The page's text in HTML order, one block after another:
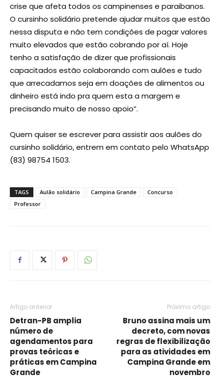
crise que afeta todos os campinenses e paraibanos.
O cursinho solidário pretende ajudar muitos que estão
nessa disputa e não tem condições de pagar valores
muito elevados que estão cobrando por aí. Hoje
tenho a satisfação de dizer que profissionais
capacitados estão colaborando com aulões e tudo
que arrecadamos seja em doações de alimentos ou
dinheiro está indo pra quem esta a margem e
precisando muito de nosso apoio”.
Quem quiser se escrever para assistir aos aulões do
cursinho solidário, entrem em contato pelo WhatsApp
(83) 98754 1503.
TAGS Aulão solidário Campina Grande
Concurso
Professor
Artigo anterior
Detran-PB amplia
número de
agendamentos para
provas teóricas e
práticas em Campina
Grande
Próximo artigo
Bruno assina mais um
decreto, com novas
regras de flexibilização
para as atividades em
Campina Grande em
novembro